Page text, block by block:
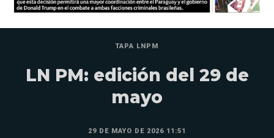
TAPA LNPM
LN PM: edición del 29 de
mayo
29 DE MAYO DE 2026 11:51